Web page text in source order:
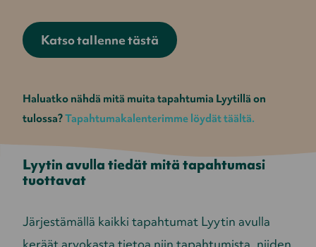
Katso tallenne tästä
Haluatko nähdä mitä muita tapahtumia Lyytillä on
tulossa?Tapahtumakalenterimme löydät täältä.
Lyytin avulla tiedät mitä tapahtumasi
tuottavat
Järjestämällä kaikki tapahtumat Lyytin avulla